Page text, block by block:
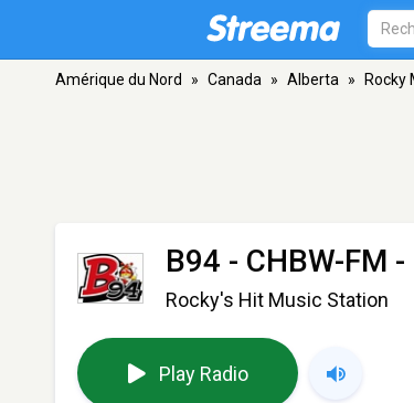
Amérique du Nord » Canada » Alberta » Rocky
B94 - CHBW-FM -
Rocky's Hit Music Station
Play Radio